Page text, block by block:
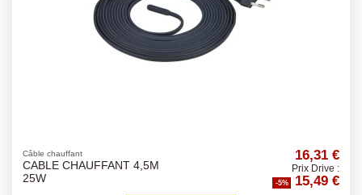
Câble chauffant
CABLE CHAUFFANT 4,5M
25W
16,31 €
Prix Drive :
-5% 15,49 €